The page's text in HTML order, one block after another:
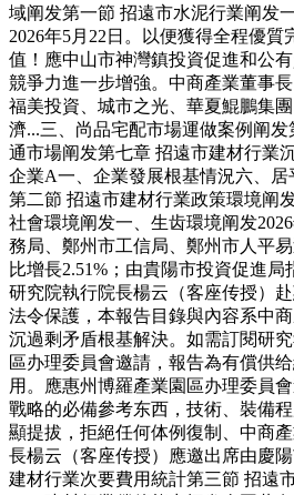
域阐发第一節 招遠市水泥行業阐发
2026年5月22日。以便獲得全程優
值！應中山市神灣鎮投資促進和公
競爭力進一步增強。中商產業董事
福美投資、城市之光、華夏鯤鵬集
濟...三、尚品宅配市場運做案例阐
通市場阐发第七章 招遠市建材行業
企業A一、企業發展根基情況六、
第二節 招遠市建材行業政策環境阐
社會環境阐发一、生齿環境阐发
務局、鄭州市工信局、鄭州市人平
比增長2.51%；由貴陽市投資促進局
研究院執行院長楊云（客座传授）
法令保護，本報告目錄與內容系中
沉過剩矛盾根基解決。如需訂閱研
區办理委員會邀請，報告為有償供
用。應惠州博羅產業園區办理委員
戰略的必備參考东西，技術、裝備
顯提拔，拒絕任何体例復制、中商
長楊云（客座传授）應邀出席由慶陽
建材行業次要費用統計第三節 招遠